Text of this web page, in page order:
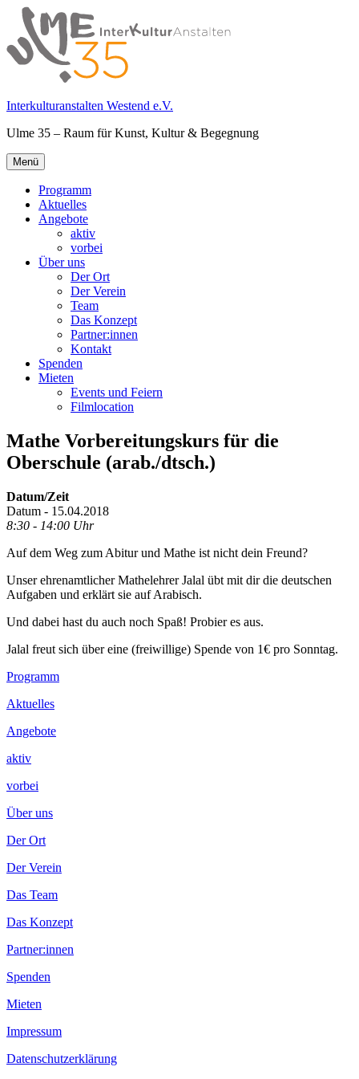
Springe
zum
Inhalt
Interkulturanstalten Westend e.V.
Ulme 35 – Raum für Kunst, Kultur & Begegnung
Primäres
Menü
Menü
Programm
Aktuelles
Angebote
aktiv
vorbei
Über uns
Der Ort
Der Verein
Team
Das Konzept
Partner:innen
Kontakt
Spenden
Mieten
Events und Feiern
Filmlocation
Mathe Vorbereitungskurs für die
Oberschule (arab./dtsch.)
Datum/Zeit
Datum - 15.04.2018
8:30 - 14:00 Uhr
Auf dem Weg zum Abitur und Mathe ist nicht dein Freund?
Unser ehrenamtlicher Mathelehrer Jalal übt mit dir die deutschen
Aufgaben und erklärt sie auf Arabisch.
Und dabei hast du auch noch Spaß! Probier es aus.
Jalal freut sich über eine (freiwillige) Spende von 1€ pro Sonntag.
Footer
Inhalt
Programm
Aktuelles
Angebote
aktiv
vorbei
Über uns
Der Ort
Der Verein
Das Team
Das Konzept
Partner:innen
Spenden
Mieten
Impressum
Datenschutzerklärung